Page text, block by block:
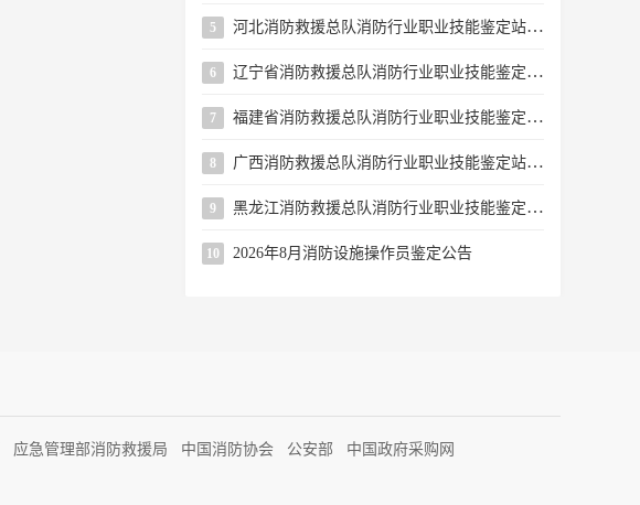
5 河北消防救援总队消防行业职业技能鉴定站 2026年8月第二批次消防设施操作员职业技能鉴定公告
6 辽宁省消防救援总队消防行业职业技能鉴定站关于续增2026年8月下半月批次消防设施操作员鉴定考试名额的公告
7 福建省消防救援总队消防行业职业技能鉴定站2026年8月第二批次消防设施操作员职业技能鉴定公告
8 广西消防救援总队消防行业职业技能鉴定站2026年8月上半月消防设施操作员职业技能鉴定公告
9 黑龙江消防救援总队消防行业职业技能鉴定站关于开展开放日活动的公告
10 2026年8月消防设施操作员鉴定公告
应急管理部消防救援局 中国消防协会 公安部 中国政府采购网